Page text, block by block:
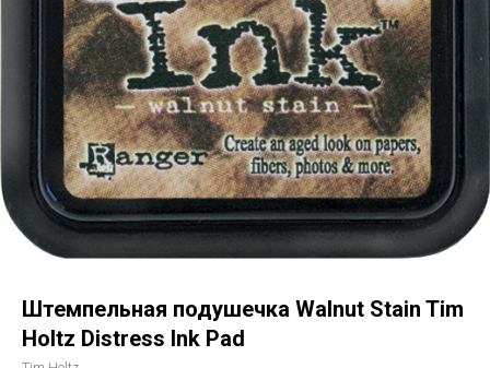
Штемпельная подушечка Walnut Stain Tim
Holtz Distress Ink Pad